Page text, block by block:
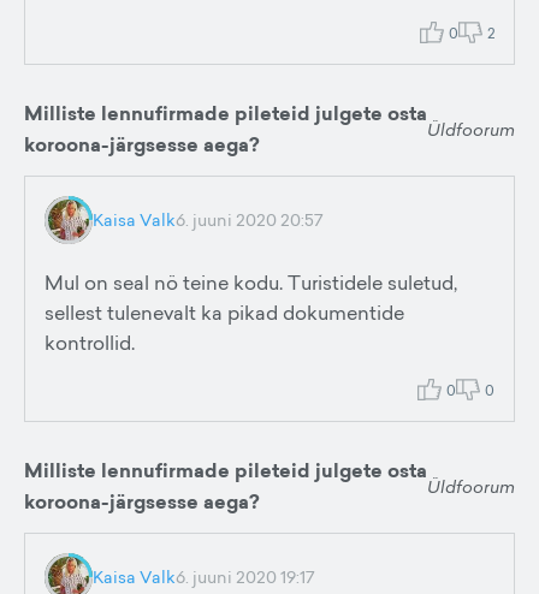
0 2
Milliste lennufirmade pileteid julgete osta
koroona-järgsesse aega?
Üldfoorum
Kaisa Valk6. juuni 2020 20:57
Mul on seal nö teine kodu. Turistidele suletud,
sellest tulenevalt ka pikad dokumentide
kontrollid.
0 0
Milliste lennufirmade pileteid julgete osta
koroona-järgsesse aega?
Üldfoorum
Kaisa Valk6. juuni 2020 19:17